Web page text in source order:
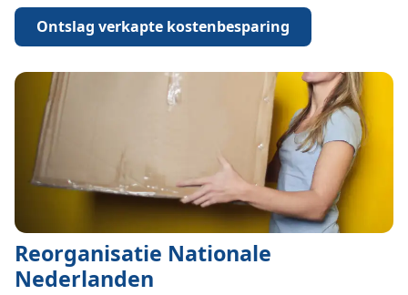
Ontslag verkapte kostenbesparing
Reorganisatie Nationale
Nederlanden